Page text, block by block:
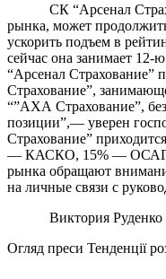
СК “Арсенал
рынка, может
ускорить подъем в
сейчас она занимает
“Арсенал Страхование”
Страхование”,
“”АХА Страхование”,
позиции”,— уверен
Страхование”
— КАСКО, 15% —
рынка обращают
на личные связи с
Виктория Руденко
Огляд преси Тенденції